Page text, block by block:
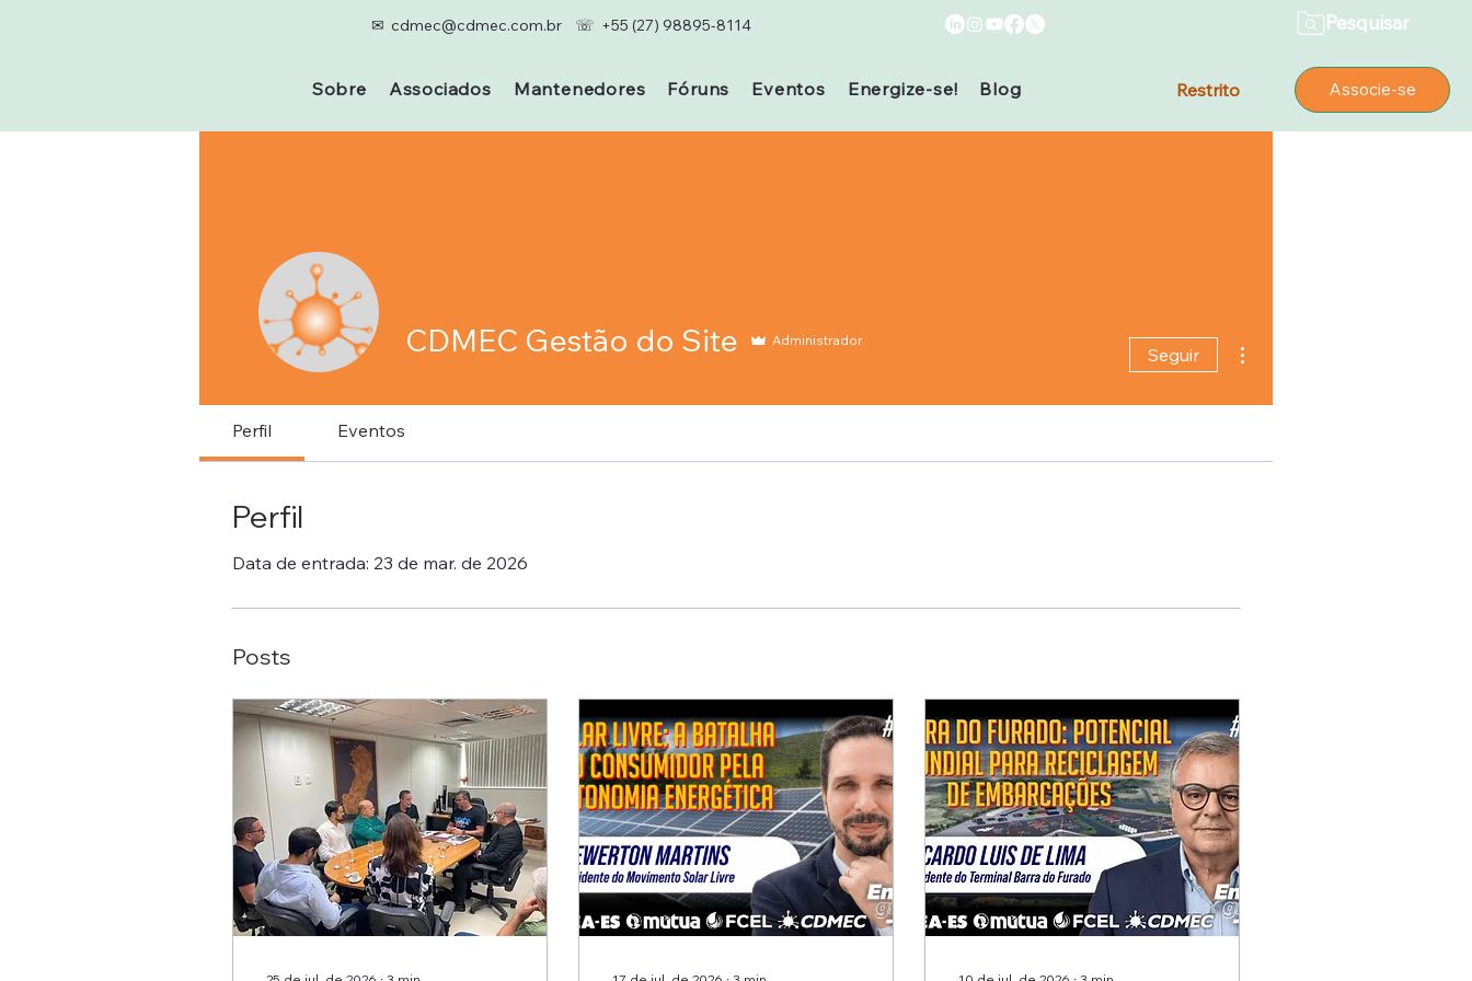
✉ cdmec@cdmec.com.br ☏ +55 (27) 98895-8114 Pesquisar
Sobre Associados Mantenedores Fóruns Eventos Energize-se! Blog Restrito Associe-se
CDMEC Gestão do Site Administrador
Seguir
Perfil Eventos
Perfil
Data de entrada: 23 de mar. de 2026
Posts